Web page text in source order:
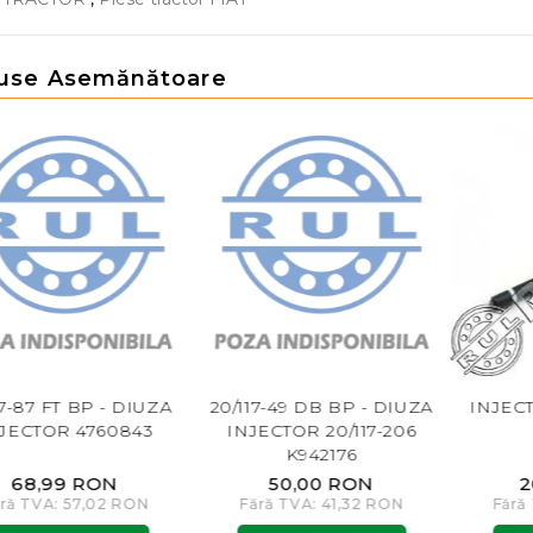
Asemănătoare
87 FT BP - DIUZA
4760843
68,99 RON
TVA: 57,02 RON
20/117-49 DB BP - DIUZA
INJECTOR 20/117-206
K942176
50,00 RON
Fără TVA: 41,32 RON Fără